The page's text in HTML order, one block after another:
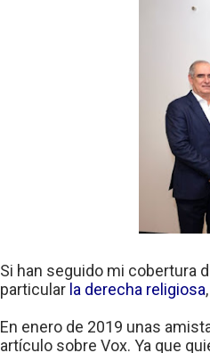
Si han seguido mi cobertura
particular la derecha religiosa
En enero de 2019 unas
artículo sobre Vox. Ya que